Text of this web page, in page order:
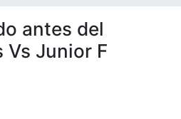
antes del
Vs Junior F